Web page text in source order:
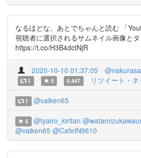
なるほどな。あとでちゃんと読む 「
視聴者に選択されるサムネイル画像とタ
https://t.co/H3B4dctNjR
2020-10-10 01:37:05
1 5 0.447 リツイート・
1 @vaiken65
5 @tyairo_kiritan
@vaiken65 @CafeIN9610